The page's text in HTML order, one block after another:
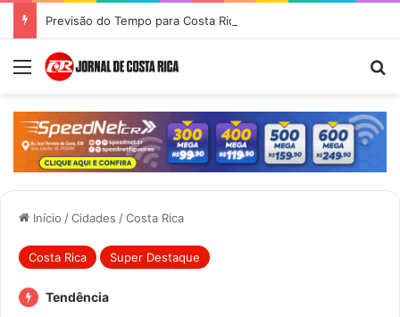
Previsão do Tempo para Costa Rica nesta quinta-feira (6)
Menu
Início /Cidades /Costa Rica
Costa Rica Super Destaque
Tendência